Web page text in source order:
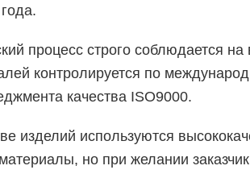
процесс строго соблюдается на
контролируется по
качества ISO9000.
изделий используются
но при желании